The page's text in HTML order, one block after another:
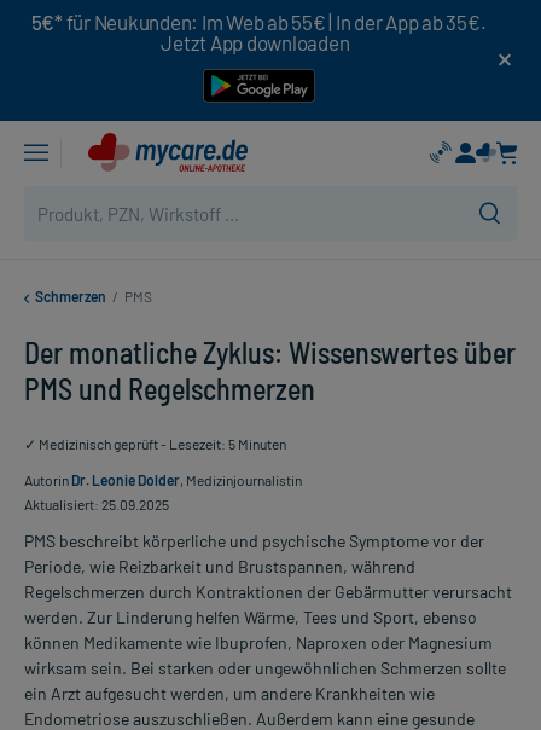
5€* für Neukunden: Im Web ab 55€ | In der App ab 35€.
Jetzt App downloaden
Schmerzen / PMS
Der monatliche Zyklus: Wissenswertes über
PMS und Regelschmerzen
✓ Medizinisch geprüft - Lesezeit: 5 Minuten
Autorin Dr. Leonie Dolder, Medizinjournalistin
Aktualisiert: 25.09.2025
PMS beschreibt körperliche und psychische Symptome vor der
Periode, wie Reizbarkeit und Brustspannen, während
Regelschmerzen durch Kontraktionen der Gebärmutter verursacht
werden. Zur Linderung helfen Wärme, Tees und Sport, ebenso
können Medikamente wie Ibuprofen, Naproxen oder Magnesium
wirksam sein. Bei starken oder ungewöhnlichen Schmerzen sollte
ein Arzt aufgesucht werden, um andere Krankheiten wie
Endometriose auszuschließen. Außerdem kann eine gesunde